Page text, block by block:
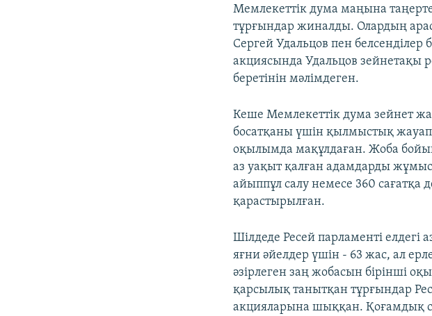
Мемлекеттік дума маңына
тұрғындар жиналды. Олардың
Сергей Удальцов пен белсенділер
акциясында Удальцов зейнетақы
беретінін мәлімдеген.
Кеше Мемлекеттік дума зейнет
босатқаны үшін қылмыстық
оқылымда мақұлдаған. Жоба
аз уақыт қалған адамдарды
айыппұл салу немесе 360 сағатқа
қарастырылған.
Шілдеде Ресей парламенті
яғни әйелдер үшін - 63 жас, ал
әзірлеген заң жобасын бірінші
қарсылық танытқан тұрғындар
акцияларына шыққан. Қоғамдық